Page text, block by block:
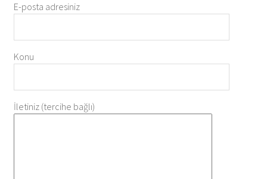
E-posta adresiniz
Konu
İletiniz (tercihe bağlı)